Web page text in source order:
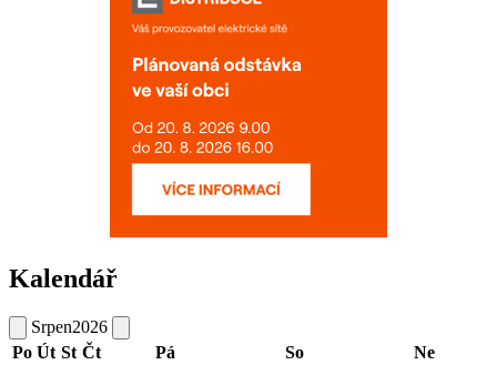
Kalendář
Srpen2026
Po Út St Čt Pá So
Ne